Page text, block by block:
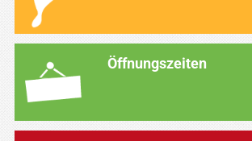
Öffnungszeiten